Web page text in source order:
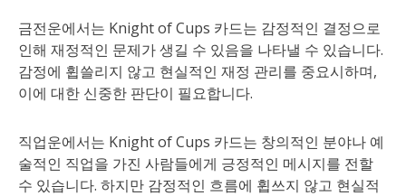
금전운에서는 Knight of Cups 카드는 감정적인 결정으로
인해 재정적인 문제가 생길 수 있음을 나타낼 수 있습니다.
감정에 휩쓸리지 않고 현실적인 재정 관리를 중요시하며,
이에 대한 신중한 판단이 필요합니다.
직업운에서는 Knight of Cups 카드는 창의적인 분야나 예
술적인 직업을 가진 사람들에게 긍정적인 메시지를 전할
수 있습니다. 하지만 감정적인 흐름에 휩쓰지 않고 현실적